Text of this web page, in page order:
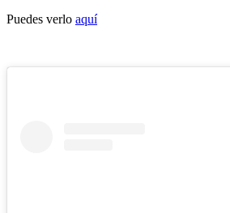
Puedes verlo aquí